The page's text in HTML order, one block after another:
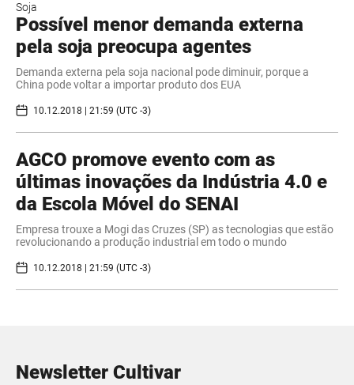
Soja
Possível menor demanda externa
pela soja preocupa agentes
Demanda externa pela soja nacional pode diminuir, porque a
China pode voltar a importar produto dos EUA
10.12.2018 | 21:59 (UTC -3)
AGCO promove evento com as
últimas inovações da Indústria 4.0 e
da Escola Móvel do SENAI
Empresa trouxe a Mogi das Cruzes (SP) as tecnologias que estão
revolucionando a produção industrial em todo o mundo
10.12.2018 | 21:59 (UTC -3)
Newsletter Cultivar